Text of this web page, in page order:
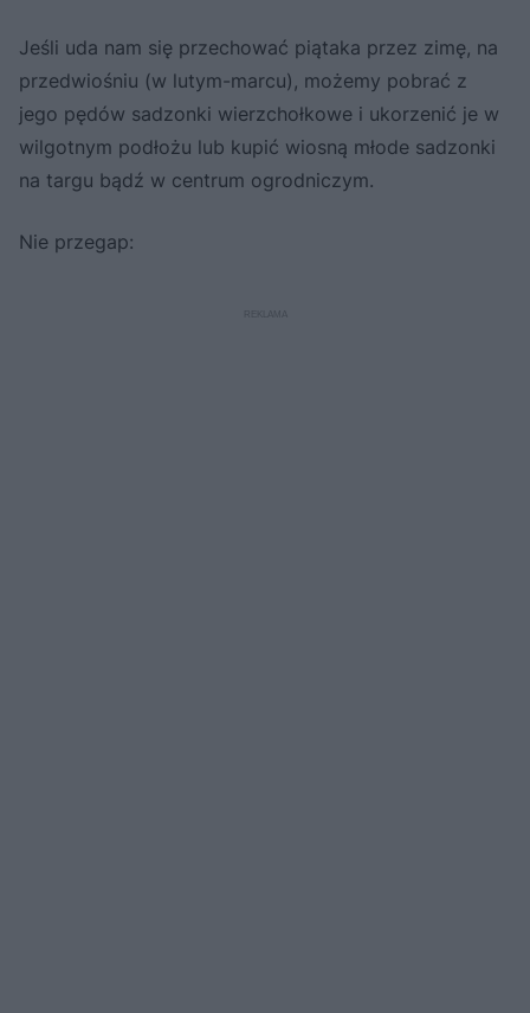
Jeśli uda nam się przechować piątaka przez zimę, na
przedwiośniu (w lutym-marcu), możemy pobrać z
jego pędów sadzonki wierzchołkowe i ukorzenić je w
wilgotnym podłożu lub kupić wiosną młode sadzonki
na targu bądź w centrum ogrodniczym.
Nie przegap: